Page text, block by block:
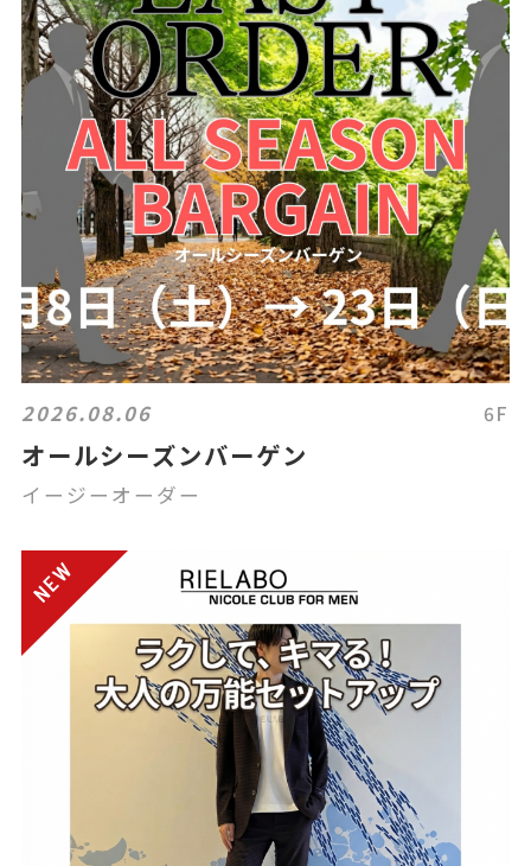
2026.08.06 6F
オールシーズンバーゲン
イージーオーダー